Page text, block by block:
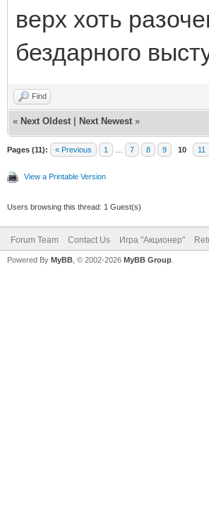
верх хоть
бездарного
Find
« Next Oldest Next Newest »
Pages (11): « Previous 1 7 8 9 10 11
View a Printable Version
Users browsing this thread: 1 Guest(s)
Forum Team Contact Us Игра "Акционер"
Powered By MyBB , © 2002-2026 MyBB Group